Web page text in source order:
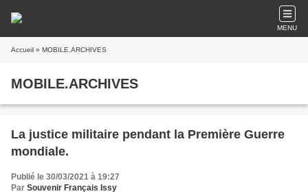
MENU
Accueil » MOBILE.ARCHIVES
MOBILE.ARCHIVES
La justice militaire pendant la Première Guerre
mondiale.
Publié le 30/03/2021 à 19:27
Par Souvenir Français Issy